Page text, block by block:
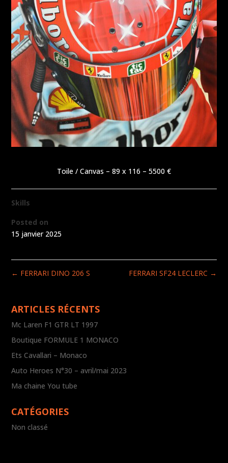
Toile / Canvas – 89 x 116 – 5500 €
Skills
Posted on
15 janvier 2025
← FERRARI DINO 206 S FERRARI SF24 LECLERC →
ARTICLES RÉCENTS
Mc Laren F1 GTR LT 1997
Boutique FORMULE 1 MONACO
Ets Cavallari – Monaco
Auto Heroes N°30 – avril/mai 2023
Ma chaine You tube
CATÉGORIES
Non classé